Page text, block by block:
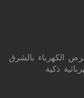
الكهرباء بالشرق
ذكية